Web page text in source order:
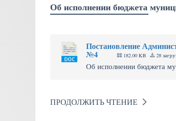
Об исполнении бюджета
Постановление
№4 182.00 KB 28
Об исполнении бюджета
ПРОДОЛЖИТЬ ЧТЕНИЕ